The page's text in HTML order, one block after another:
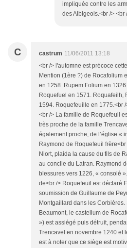
impliquée contre les
des Albigeois.<br /> <br
C castrum 11/06/2011 13:18
<br /> l'automne est précoce
Mention (1ère ?) de Rocafolium
en 1258. Rupem Folium en
Roquefuel en 1571. Roquafeilh,
1594. Roquefeuille en 1775.<br
<br /> La famille de Roquefeuil
très proche de la famille
également proche, de l’église «
Raymond de Roquefeuil
Niort, plaida la cause du fils de
au concile du Latran. Raymond
blessures vers 1226, « consolé
de<br /> Roquefeuil est déclaré
soumission de Guillaume de
Montgaillard dans les
Beaumont, le castellum de
») est assiégé puis détruit,
Trencavel en novembre 1240 et
est à noter que ce siège est